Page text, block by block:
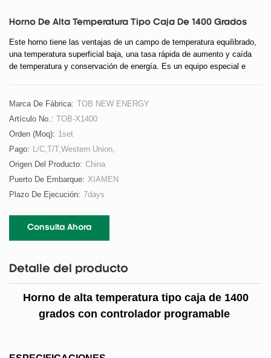
Horno De Alta Temperatura Tipo Caja De 1400 Grados
Este horno tiene las ventajas de un campo de temperatura equilibrado,
una temperatura superficial baja, una tasa rápida de aumento y caída
de temperatura y conservación de energía. Es un equipo especial e
empresas industriales y mineras.
Marca De Fábrica: TOB NEW ENERGY
Artículo No.: TOB-X1400
Orden (moq): 1set
Pago: L/C,T/T,Western Union,
Origen Del Producto: China
Puerto De Embarque: XIAMEN
Plazo De Ejecución: 7days
Consulta Ahora
Detalle del producto
Horno de alta temperatura tipo caja de 1400
grados con controlador programable